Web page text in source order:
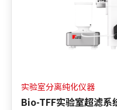
实验室分离纯化仪器
Bio-TFF实验室超滤系